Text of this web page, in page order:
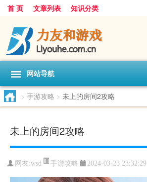
首 页 文章列表 知识分类
网站导航
> 手游攻略 > 未上的房间2攻略
未上的房间2攻略
网友:wsd 手游攻略 2024-03-23 23:32:29